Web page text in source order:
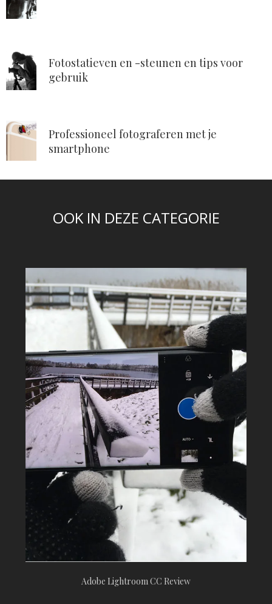
Fotostatieven en -steunen en tips voor
gebruik
Professioneel fotograferen met je
smartphone
OOK IN DEZE CATEGORIE
Adobe Lightroom CC Review